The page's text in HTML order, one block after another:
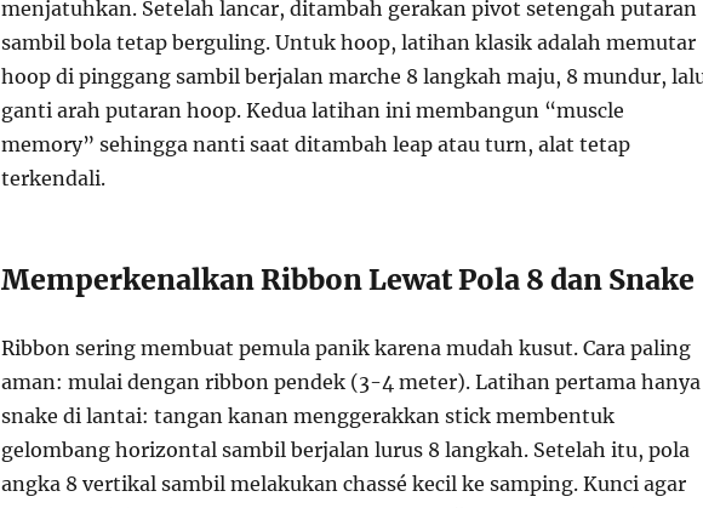
menjatuhkan. Setelah lancar, ditambah gerakan pivot setengah putaran
sambil bola tetap berguling. Untuk hoop, latihan klasik adalah memutar
hoop di pinggang sambil berjalan marche 8 langkah maju, 8 mundur,
ganti arah putaran hoop. Kedua latihan ini membangun “muscle
memory” sehingga nanti saat ditambah leap atau turn, alat tetap
terkendali.
Memperkenalkan Ribbon Lewat Pola 8 dan Snake
Ribbon sering membuat pemula panik karena mudah kusut. Cara paling
aman: mulai dengan ribbon pendek (3-4 meter). Latihan pertama hanya
snake di lantai: tangan kanan menggerakkan stick membentuk
gelombang horizontal sambil berjalan lurus 8 langkah. Setelah itu, pola
angka 8 vertikal sambil melakukan chassé kecil ke samping. Kunci agar